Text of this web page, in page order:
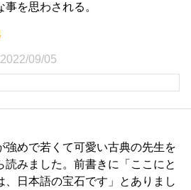
事を思わされる。
2022/09/05
強めで若くて可愛い古典の先生を
読みました。前書きに「ここにと
、日本語の宝石です」とありまし